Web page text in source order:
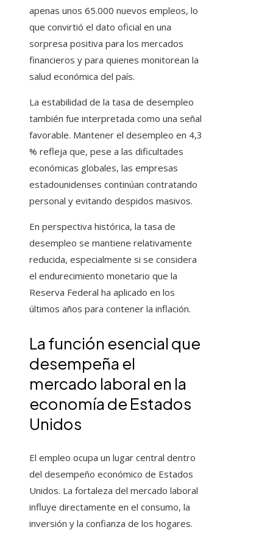
apenas unos 65.000 nuevos empleos, lo
que convirtió el dato oficial en una
sorpresa positiva para los mercados
financieros y para quienes monitorean la
salud económica del país.
La estabilidad de la tasa de desempleo
también fue interpretada como una señal
favorable. Mantener el desempleo en 4,3
% refleja que, pese a las dificultades
económicas globales, las empresas
estadounidenses continúan contratando
personal y evitando despidos masivos.
En perspectiva histórica, la tasa de
desempleo se mantiene relativamente
reducida, especialmente si se considera
el endurecimiento monetario que la
Reserva Federal ha aplicado en los
últimos años para contener la inflación.
La función esencial que
desempeña el
mercado laboral en la
economía de Estados
Unidos
El empleo ocupa un lugar central dentro
del desempeño económico de Estados
Unidos. La fortaleza del mercado laboral
influye directamente en el consumo, la
inversión y la confianza de los hogares.